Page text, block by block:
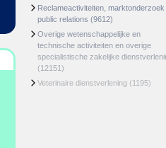
Reclameactiviteiten, marktonderzoek
public relations (9612)
Overige wetenschappelijke en
technische activiteiten en overige
specialistische zakelijke
(12151)
Veterinaire dienstverlening (1195)